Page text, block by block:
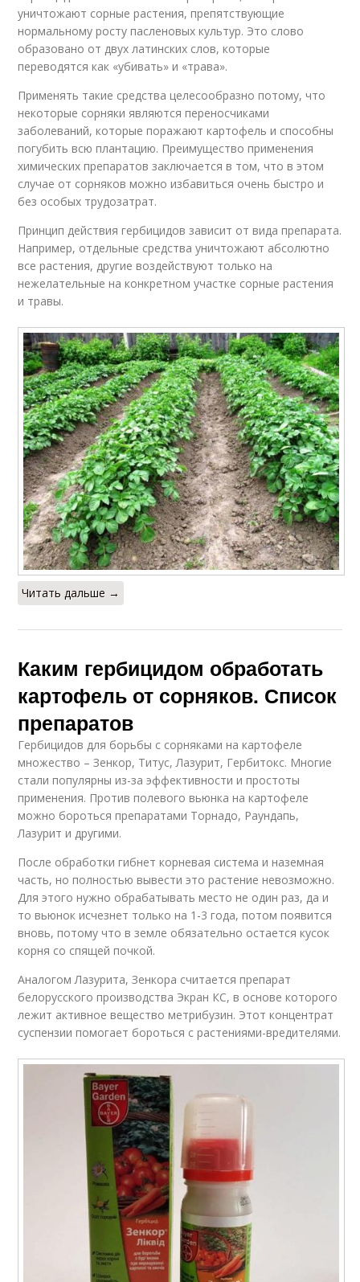
уничтожают сорные растения, препятствующие
нормальному росту пасленовых культур. Это слово
образовано от двух латинских слов, которые
переводятся как «убивать» и «трава».
Применять такие средства целесообразно потому, что
некоторые сорняки являются переносчиками
заболеваний, которые поражают картофель и способны
погубить всю плантацию. Преимущество применения
химических препаратов заключается в том, что в этом
случае от сорняков можно избавиться очень быстро и
без особых трудозатрат.
Принцип действия гербицидов зависит от вида препарата.
Например, отдельные средства уничтожают абсолютно
все растения, другие воздействуют только на
нежелательные на конкретном участке сорные растения
и травы.
Читать дальше →
Каким гербицидом обработать
картофель от сорняков. Список
препаратов
Гербицидов для борьбы с сорняками на картофеле
множество – Зенкор, Титус, Лазурит, Гербитокс. Многие
стали популярны из-за эффективности и простоты
применения. Против полевого вьюнка на картофеле
можно бороться препаратами Торнадо, Раундапь,
Лазурит и другими.
После обработки гибнет корневая система и наземная
часть, но полностью вывести это растение невозможно.
Для этого нужно обрабатывать место не один раз, да и
то вьюнок исчезнет только на 1-3 года, потом появится
вновь, потому что в земле обязательно остается кусок
корня со спящей почкой.
Аналогом Лазурита, Зенкора считается препарат
белорусского производства Экран КС, в основе которого
лежит активное вещество метрибузин. Этот концентрат
суспензии помогает бороться с растениями-вредителями.